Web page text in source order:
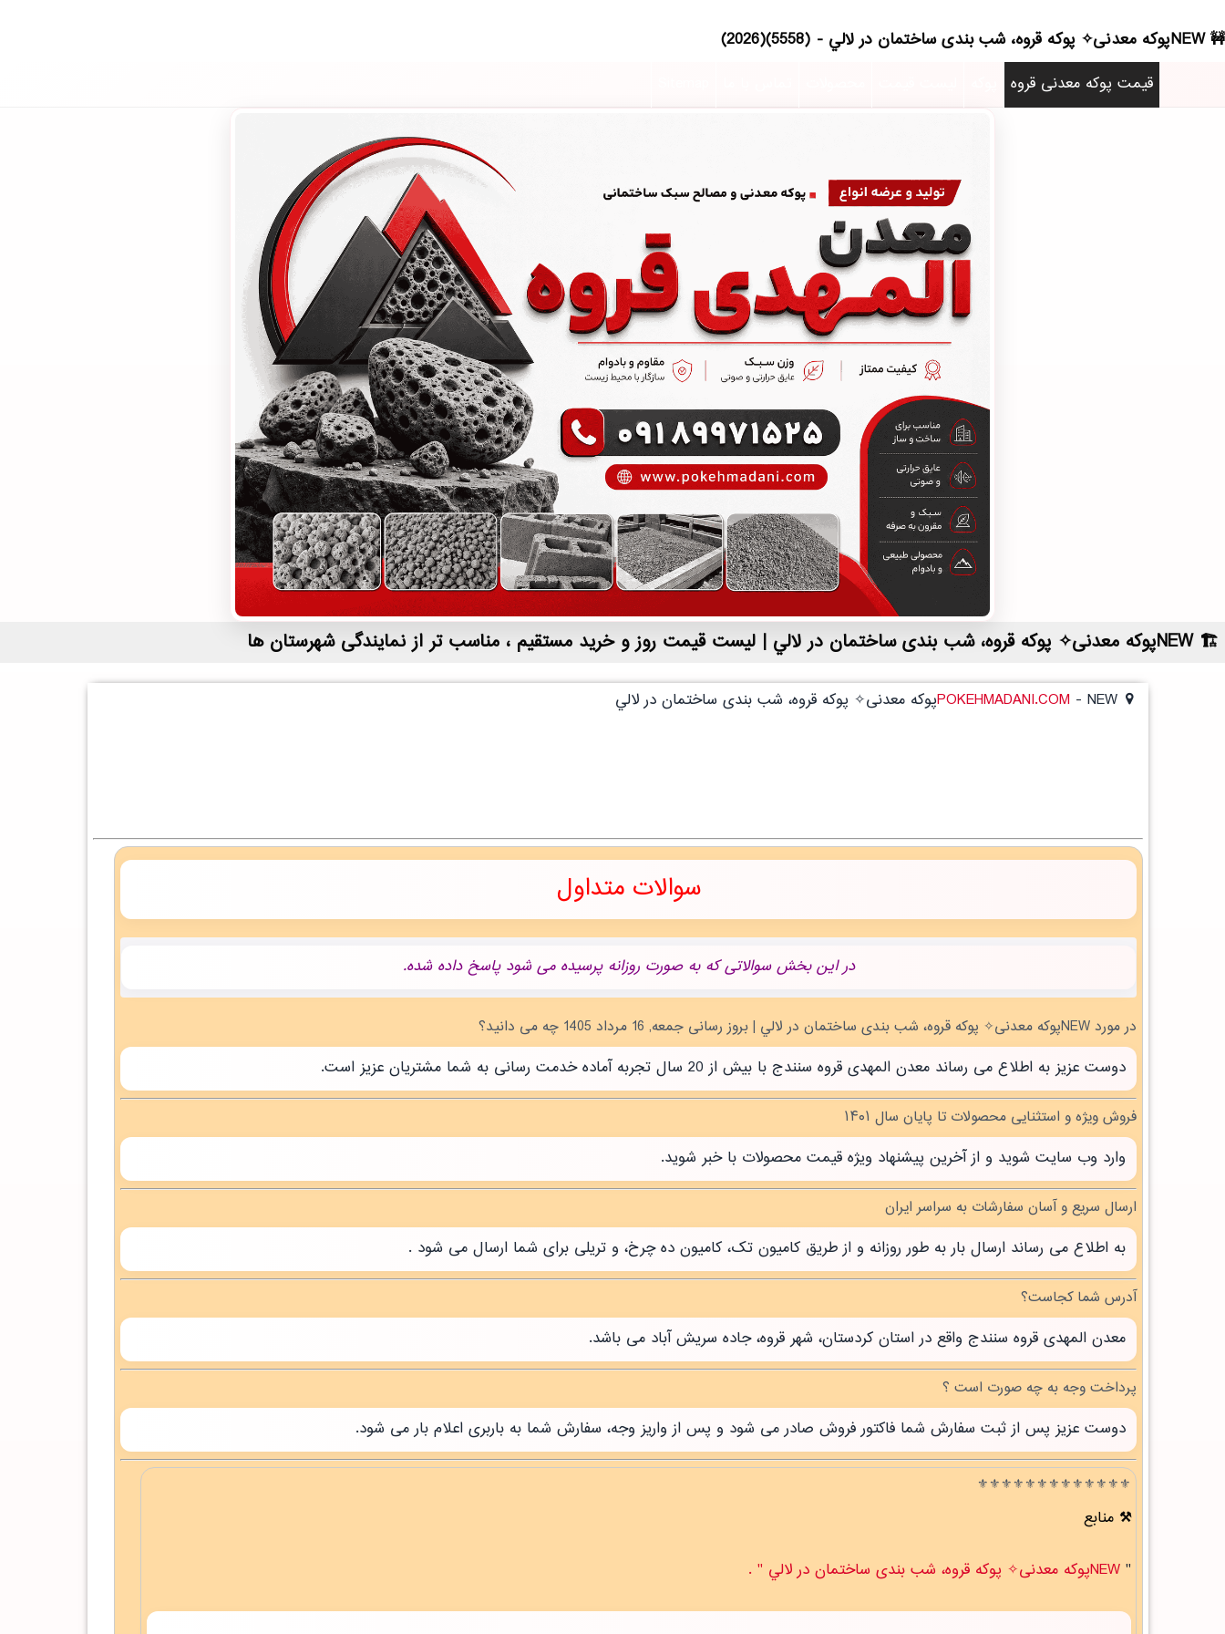
NEWپوکه معدنی✧ پوکه قروه، شب بندی ساختمان در لالي - (5558)(2026)
قیمت پوکه معدنی قروه
NEWپوکه معدنی✧ پوکه قروه، شب بندی ساختمان در لالي | لیست قیمت روز و خرید مستقیم ، مناسب تر از نمایندگی شهرستان ها
POKEHMADANI.COM - NEWپوکه معدنی✧ پوکه قروه، شب بندی ساختمان در لالي
سوالات متداول
در این بخش سوالاتی که به صورت روزانه پرسیده می شود پاسخ داده شده.
در مورد NEWپوکه معدنی✧ پوکه قروه، شب بندی ساختمان در لالي | بروز رسانی جمعه, 16 مرداد 1405 چه می دانید؟
دوست عزیز به اطلاع می رساند معدن المهدی قروه سنندج با بیش از 20 سال تجربه آماده خدمت رسانی به شما مشتریان عزیز است.
فروش ویژه و استثنایی محصولات تا پایان سال ۱۴۰۱
وارد وب سایت شوید و از آخرین پیشنهاد ویژه قیمت محصولات با خبر شوید.
ارسال سریع و آسان سفارشات به سراسر ایران
به اطلاع می رساند ارسال بار به طور روزانه و از طریق کامیون تک، کامیون ده چرخ، و تریلی برای شما ارسال می شود .
آدرس شما کجاست؟
معدن المهدی قروه سنندج واقع در استان کردستان، شهر قروه، جاده سریش آباد می باشد.
پرداخت وجه به چه صورت است ؟
دوست عزیز پس از ثبت سفارش شما فاکتور فروش صادر می شود و پس از واریز وجه، سفارش شما به باربری اعلام بار می شود.
⚜️⚜️⚜️⚜️⚜️⚜️⚜️⚜️⚜️⚜️⚜️⚜️⚜️
منابع
" NEWپوکه معدنی✧ پوکه قروه، شب بندی ساختمان در لالي " .